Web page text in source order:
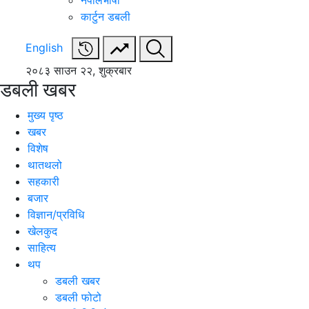
कार्टुन डबली
English
२०८३ साउन २२, शुक्रबार
डबली खबर
मुख्य पृष्ठ
खबर
विशेष
थातथलो
सहकारी
बजार
विज्ञान/प्रविधि
खेलकुद
साहित्य
थप
डबली खबर
डबली फोटो